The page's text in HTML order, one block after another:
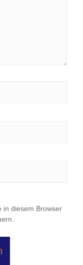
in diesem Browser